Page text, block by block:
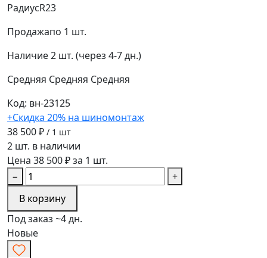
РадиусR23
Продажапо 1 шт.
Наличие2 шт. (через 4-7 дн.)
Средняя Средняя Средняя
Код: вн-23125
+Скидка 20% на шиномонтаж
38 500 ₽ / 1 шт
2 шт. в наличии
Цена 38 500 ₽ за 1 шт.
−
+
В корзину
Под заказ ~4 дн.
Новые